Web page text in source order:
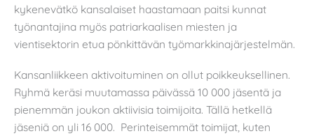
kykenevätkö kansalaiset haastamaan paitsi kunnat
työnantajina myös patriarkaalisen miesten ja
vientisektorin etua pönkittävän työmarkkinajärjestelmän.
Kansanliikkeen aktivoituminen on ollut poikkeuksellinen.
Ryhmä keräsi muutamassa päivässä 10 000 jäsentä ja
pienemmän joukon aktiivisia toimijoita. Tällä hetkellä
jäseniä on yli 16 000. Perinteisemmät toimijat, kuten